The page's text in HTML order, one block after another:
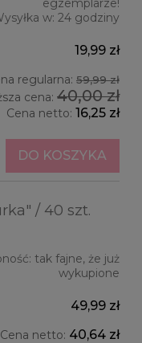
egzemplarze!
w: 24 godziny
19,99 zł
regularna: 59,99 zł
cena: 40,00 zł
Cena netto: 16,25 zł
DO KOSZYKA
/ 40 szt.
tak fajne, że już
wykupione
49,99 zł
Cena netto: 40,64 zł